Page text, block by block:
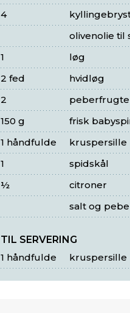
4
olivenolie til
løg
1
hvidløg
2 fed
2
frisk
150 g
kruspersille
1 håndfulde
spidskål
1
citroner
½
salt og
TIL SERVERING
kruspersille
1 håndfulde